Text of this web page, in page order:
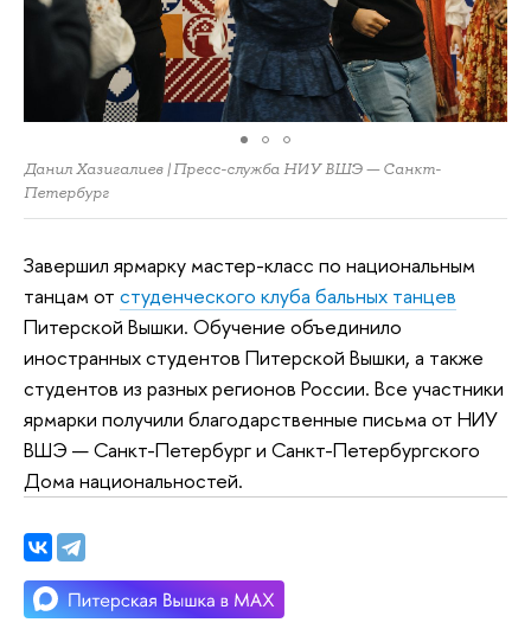
Данил Хазигалиев | Пресс-служба НИУ ВШЭ — Санкт-
Петербург
Завершил ярмарку мастер-класс по национальным
танцам от студенческого клуба бальных танцев
Питерской Вышки. Обучение объединило
иностранных студентов Питерской Вышки, а также
студентов из разных регионов России. Все участники
ярмарки получили благодарственные письма от НИУ
ВШЭ — Санкт-Петербург и Санкт-Петербургского
Дома национальностей.